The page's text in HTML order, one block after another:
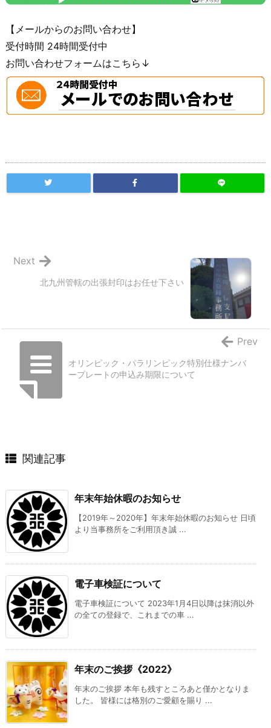
【メールからのお問い合わせ】
受付時間 24時間受付中
お問い合わせフォームはこちら↓
北九州管轄の出張封印はお任せ下さい
Next
オリンピック・パラリンピック特別仕様ナンバ
ープレートの申込み期限について
Prev
関連記事
年末年始休暇のお知らせ
【2019年～2020年】年末年始休暇のお知らせ 日頃
より当事務所をご利用頂き誠 ...
電子車検証について
電子車検証について 2023年1月4日以降は抹消以外
の全ての登録で、これまでの車 ...
年末のご挨拶《2022》
年末のご挨拶 本年も残すところあと僅かとなりま
した。 皆様には格別のご愛顧を賜り ...